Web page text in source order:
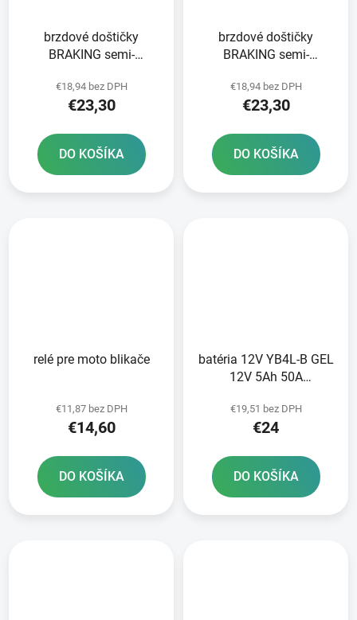
brzdové doštičky
BRAKING semi-
ks v balení
€18,94 bez DPH
€23,30
DO KOŠÍKA
brzdové doštičky
BRAKING semi-
ks v balení
€18,94 bez DPH
€23,30
DO KOŠÍKA
relé pre moto blikače
€11,87 bez DPH
€14,60
DO KOŠÍKA
batéria 12V YB4L-B GEL
12V 5Ah 50A
technológia 120x70x92
FULBAT aktivovaná vo
€19,51 bez DPH
€24
DO KOŠÍKA